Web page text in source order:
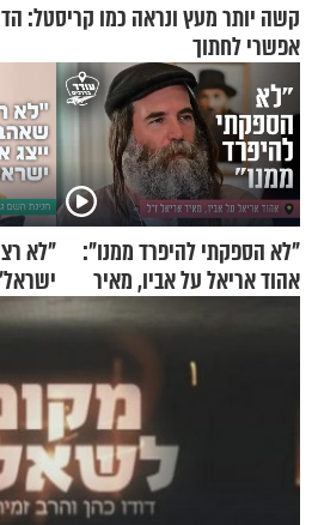
קשה יותר מעץ ונראה כמו קריסטל:
אפשרי לחתוך
"לא הספקתי להיפרד ממנו":
אהוד אריאל על אביו, מאיר
"לא